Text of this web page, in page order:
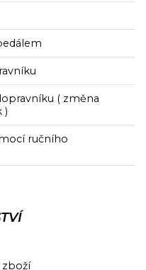
( změna
)
ručního
zboží